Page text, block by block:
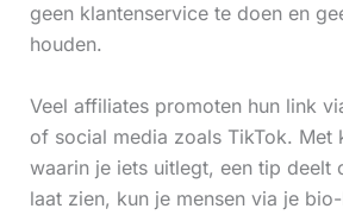
geen klantenservice te doen en
houden.
Veel affiliates promoten hun link
of social media zoals TikTok. Met
waarin je iets uitlegt, een tip deelt
laat zien, kun je mensen via je